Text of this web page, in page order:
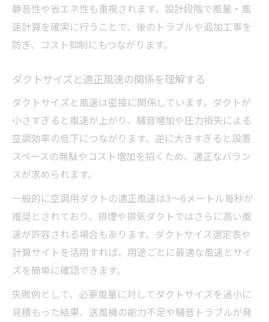
静音性や省エネ性も重視されます。設計段階で風量・風
速計算を確実に行うことで、後のトラブルや追加工事を
防ぎ、コスト抑制にもつながります。
ダクトサイズと適正風速の関係を理解する
ダクトサイズと風速は密接に関係しています。ダクトが
小さすぎると風速が上がり、騒音増加や圧力損失による
空調効率の低下につながります。逆に大きすぎると設置
スペースの無駄やコスト増加を招くため、適正なバラン
スが求められます。
一般的に空調用ダクトの適正風速は3〜6メートル毎秒が
推奨とされており、排煙や排気ダクトではさらに高い風
速が許容される場合もあります。ダクトサイズ選定表や
計算サイトを活用すれば、用途ごとに最適な風速とサイ
ズを簡単に確認できます。
失敗例として、必要風量に対してダクトサイズを過小に
見積もった結果、送風機の能力不足や騒音トラブルが発